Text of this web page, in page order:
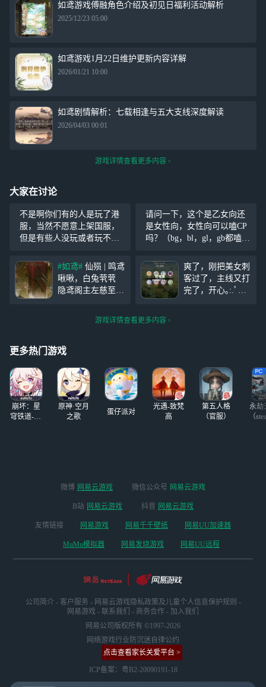
如鸢游戏傅融角色介绍及初见日福利活动解析
2025/12/23 05:00
如鸢游戏1月22日维护更新内容详解
2026/01/21 10:00
如鸢剧情解析：七载相逢与五大支线深度解读
2026/04/03 00:01
游戏详情查看更多内容
大家在讨论
不是啊你们有的人是玩了港
服，当然不愿意上架国服，
但是有些人没玩或者玩不了
服的还是玩港服呗，有的玩
就不错了，考虑一下我们这
些玩不了的吧 难度可以大一
些，公测也只是为了让我们
请问一下，这个是乙女向还
是女性向，女性向可以嗑CP
吗？（bg，bl，gl，gb都嗑
（因为比起自己谈更喜欢看
别人谈）
#如鸢# 仙殒 | 鸣鸢
啾啾，白兔茕茕
隐鸢阁主左慈至今
明。 只有在宇与
宙的缝隙，昔日的
在的一线生机。
茕。嗟怀淑女，伤
痛可愈？ 穿越千
载，能否拯救此
爽了，刚把美女刺
客过了，主线又打
完了，开心｡:.ﾟヽ
游戏详情查看更多内容
更多热门游戏
崩坏：星
穹铁道-4.4
原神·空月
之歌
蛋仔派对
光遇-致梵
高
第五人格
（官服）
永劫
（
微博 网易云游戏 微信公众号 网易云游戏
B站 网易云游戏 抖音 网易云游戏
友情链接 网易游戏 网易千千壁纸 网易UU加速器
MuMu模拟器 网易发烧游戏 网易UU远程
公司简介 - 客户服务 - 网易云游戏隐私政策及儿童个人信息保护规则 -
网易游戏 - 联系我们 - 商务合作 - 加入我们
网易公司版权所有 ©1997-2026
网络游戏行业防沉迷自律公约
点击查看家长关爱平台 >
ICP备案：粤B2-20090191-18